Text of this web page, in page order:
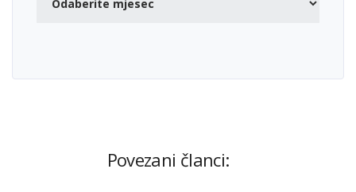
Povezani članci: